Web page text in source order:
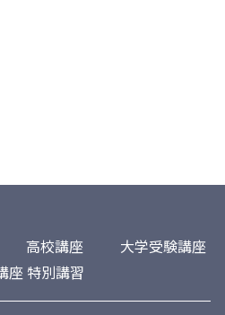
高校講座
大学受験講座
座 特別講習